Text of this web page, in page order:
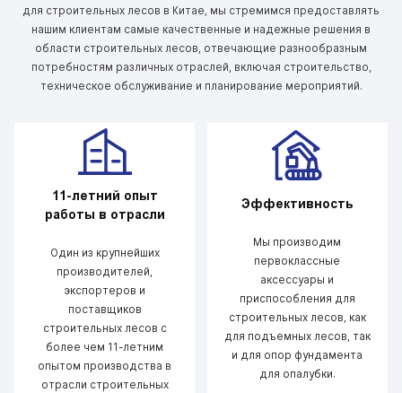
для строительных лесов в Китае, мы стремимся предоставлять
нашим клиентам самые качественные и надежные решения в
области строительных лесов, отвечающие разнообразным
потребностям различных отраслей, включая строительство,
техническое обслуживание и планирование мероприятий.
11-летний опыт
работы в отрасли
Один из крупнейших
производителей,
экспортеров и
поставщиков
строительных лесов с
более чем 11-летним
опытом производства в
отрасли строительных
Эффективность
Мы производим
первоклассные
аксессуары и
приспособления для
строительных лесов, как
для подъемных лесов, так
и для опор фундамента
для опалубки.